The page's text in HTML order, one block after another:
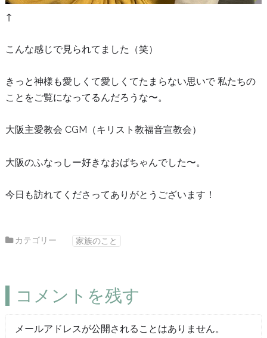
↑
こんな感じで見られてました（笑）
きっと神様も愛しくて愛しくてたまらない思いで 私たちの
ことをご覧になってるんだろうな〜。
大阪主愛教会 CGM（キリスト教福音宣教会）
大阪のふなっしー好きなおばちゃんでした〜。
今日も訪れてくださってありがとうございます！
カテゴリー 家族のこと
コメントを残す
メールアドレスが公開されることはありません。